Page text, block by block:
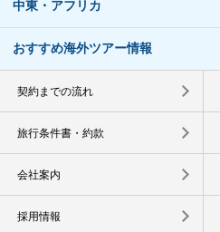
中東・アフリカ
おすすめ海外ツアー情報
契約までの流れ
旅行条件書・約款
会社案内
採用情報